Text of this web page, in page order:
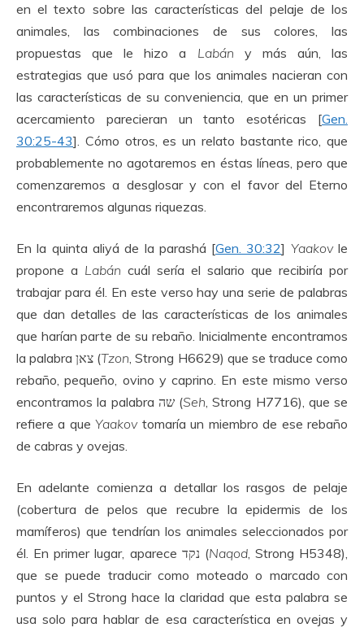
en el texto sobre las características del pelaje de los
animales, las combinaciones de sus colores, las
propuestas que le hizo a Labán y más aún, las
estrategias que usó para que los animales nacieran con
las características de su conveniencia, que en un primer
acercamiento parecieran un tanto esotéricas [Gen.
30:25-43]. Cómo otros, es un relato bastante rico, que
probablemente no agotaremos en éstas líneas, pero que
comenzaremos a desglosar y con el favor del Eterno
encontraremos algunas riquezas.
En la quinta aliyá de la parashá [Gen. 30:32] Yaakovle
propone a Labán cuál sería el salario que recibiría por
trabajar para él. En este verso hay una serie de palabras
que dan detalles de las características de los animales
que harían parte de su rebaño. Inicialmente encontramos
la palabra צאן (Tzon, Strong H6629) que se traduce como
rebaño, pequeño, ovino y caprino. En este mismo verso
encontramos la palabra שה (Seh, Strong H7716), que se
refiere a queYaakovtomaría un miembro de ese rebaño
de cabras y ovejas.
En adelante comienza a detallar los rasgos de pelaje
(cobertura de pelos que recubre la epidermis de los
mamíferos) que tendrían los animales seleccionados por
él. En primer lugar, aparece נקד (Naqod, Strong H5348),
que se puede traducir como moteado o marcado con
puntos y el Strong hace la claridad que esta palabra se
usa solo para hablar de esa característica en ovejas y